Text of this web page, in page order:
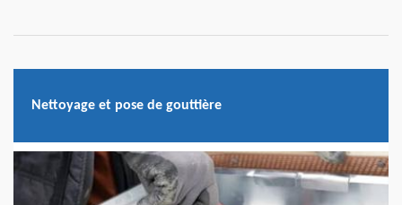
Nettoyage et pose de gouttière